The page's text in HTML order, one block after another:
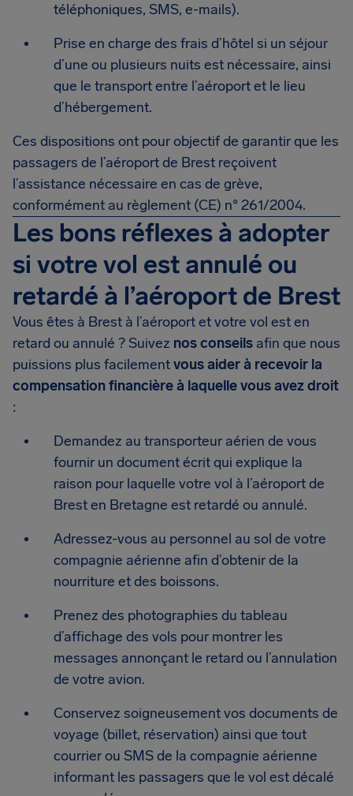
téléphoniques, SMS, e-mails).
Prise en charge des frais d’hôtel si un séjour
d’une ou plusieurs nuits est nécessaire, ainsi
que le transport entre l’aéroport et le lieu
d’hébergement.
Ces dispositions ont pour objectif de garantir que les
passagers de l’aéroport de Brest reçoivent
l’assistance nécessaire en cas de grève,
conformément au règlement (CE) n° 261/2004.
Les bons réflexes à adopter
si votre vol est annulé ou
retardé à l’aéroport de Brest
Vous êtes à Brest à l’aéroport et votre vol est en
retard ou annulé ? Suivez nos conseils afin que nous
puissions plus facilementvous aider à recevoir la
compensation financière à laquelle vous avez droit
:
Demandez au transporteur aérien de vous
fournir un document écrit qui explique la
raison pour laquelle votre vol à l’aéroport de
Brest en Bretagne est retardé ou annulé.
Adressez-vous au personnel au sol de votre
compagnie aérienne afin d’obtenir de la
nourriture et des boissons.
Prenez des photographies du tableau
d’affichage des vols pour montrer les
messages annonçant le retard ou l’annulation
de votre avion.
Conservez soigneusement vos documents de
voyage (billet, réservation) ainsi que tout
courrier ou SMS de la compagnie aérienne
informant les passagers que le vol est décalé